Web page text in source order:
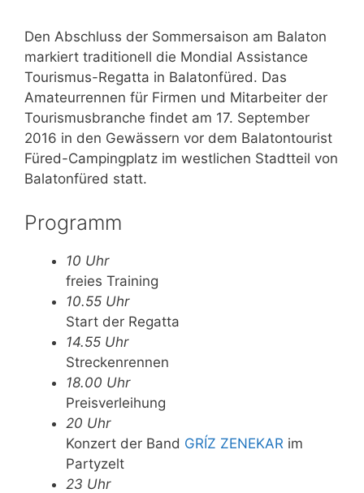
Den Abschluss der Sommersaison am Balaton
markiert traditionell die Mondial Assistance
Tourismus-Regatta in Balatonfüred. Das
Amateurrennen für Firmen und Mitarbeiter der
Tourismusbranche findet am 17. September
2016 in den Gewässern vor dem Balatontourist
Füred-Campingplatz im westlichen Stadtteil von
Balatonfüred statt.
Programm
10 Uhr
freies Training
10.55 Uhr
Start der Regatta
14.55 Uhr
Streckenrennen
18.00 Uhr
Preisverleihung
20 Uhr
Konzert der Band GRÍZ ZENEKAR im
Partyzelt
23 Uhr